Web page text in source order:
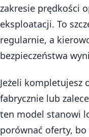
zakresie prędkości
eksploatacji. To
regularnie, a
bezpieczeństwa
Jeżeli
fabrycznie lub
ten model stanowi
porównać oferty,